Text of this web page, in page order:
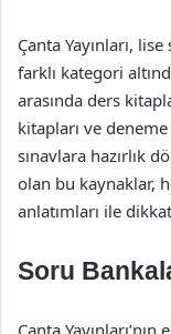
Çanta Yayınları,
farklı kategori
arasında ders
kitapları ve
sınavlara hazırlık
olan bu kaynaklar,
anlatımları ile
Soru
Çanta